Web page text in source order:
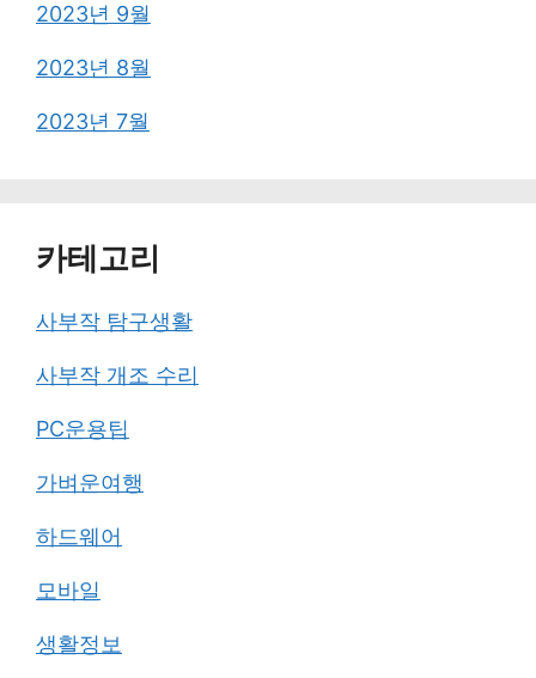
2023년 9월
2023년 8월
2023년 7월
카테고리
사부작 탐구생활
사부작 개조 수리
PC운용팁
가벼운여행
하드웨어
모바일
생활정보